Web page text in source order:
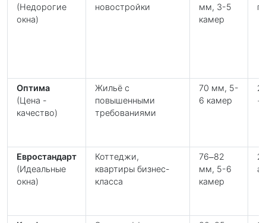
(Недорогие
окна)
новостройки
мм, 3-5
камер
Оптима
(Цена -
качество)
Жильё с
повышенными
требованиями
70 мм, 5-
6 камер
2
+
Евростандарт
(Идеальные
окна)
Коттеджи,
квартиры бизнес-
класса
76–82
мм, 5-6
камер
2